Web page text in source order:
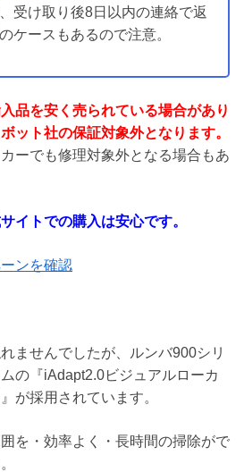
受け取り後8日以内の連絡で返
ケースもあるので注意。
品を安く売られている場合があり
ット社の保証対象外となります。
ーでも修理対象外となる場合もあ
イトでの購入は安心です。
ンを確認
ませんでしたが、ルンバ900シリ
の『iAdapt2.0ビジュアルローカ
が採用されています。
を・効率よく・長時間の掃除がで